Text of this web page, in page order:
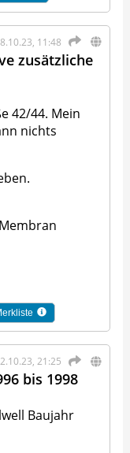
11:48
zusätzliche
42/44. Mein
nichts
21:25
bis 1998
Baujahr